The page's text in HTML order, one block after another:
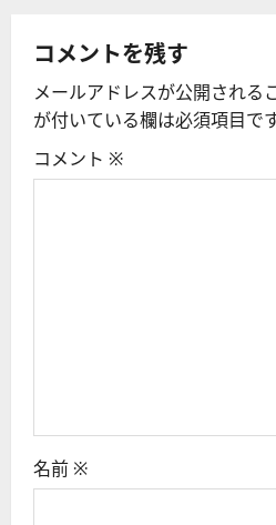
シ
ョ
ン
コメントを残す
メールアドレスが公開される
が付いている欄は必須項目で
コメント ※
名前 ※